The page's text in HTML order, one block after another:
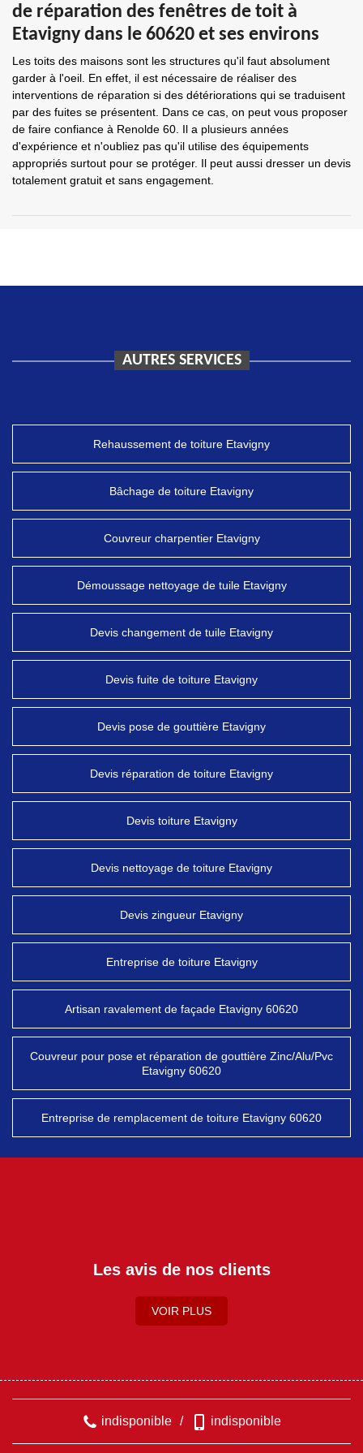
de réparation des fenêtres de toit à
Etavigny dans le 60620 et ses environs
Les toits des maisons sont les structures qu'il faut absolument
garder à l'oeil. En effet, il est nécessaire de réaliser des
interventions de réparation si des détériorations qui se traduisent
par des fuites se présentent. Dans ce cas, on peut vous proposer
de faire confiance à Renolde 60. Il a plusieurs années
d'expérience et n'oubliez pas qu'il utilise des équipements
appropriés surtout pour se protéger. Il peut aussi dresser un devis
totalement gratuit et sans engagement.
AUTRES SERVICES
Rehaussement de toiture Etavigny
Bâchage de toiture Etavigny
Couvreur charpentier Etavigny
Démoussage nettoyage de tuile Etavigny
Devis changement de tuile Etavigny
Devis fuite de toiture Etavigny
Devis pose de gouttière Etavigny
Devis réparation de toiture Etavigny
Devis toiture Etavigny
Devis nettoyage de toiture Etavigny
Devis zingueur Etavigny
Entreprise de toiture Etavigny
Artisan ravalement de façade Etavigny 60620
Couvreur pour pose et réparation de gouttière Zinc/Alu/Pvc
Etavigny 60620
Entreprise de remplacement de toiture Etavigny 60620
Les avis de nos clients
VOIR PLUS
indisponible / indisponible